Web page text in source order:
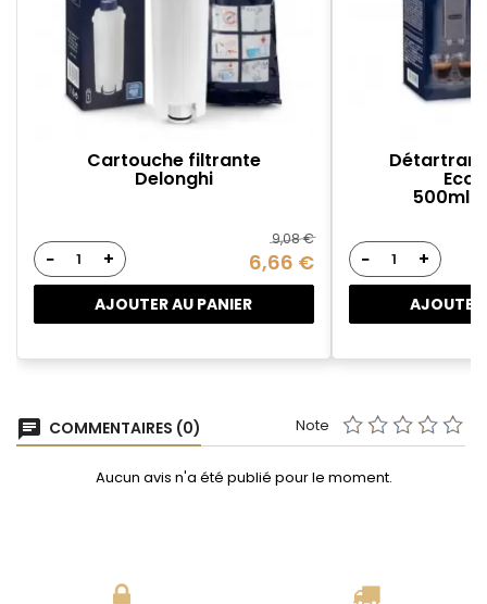
Cartouche filtrante
Delonghi
− +
9,08 €
6,66 €
AJOUTER AU PANIER
500ml -
− +
AJOUTER
chat COMMENTAIRES (0) Note
Aucun avis n'a été publié pour le moment.